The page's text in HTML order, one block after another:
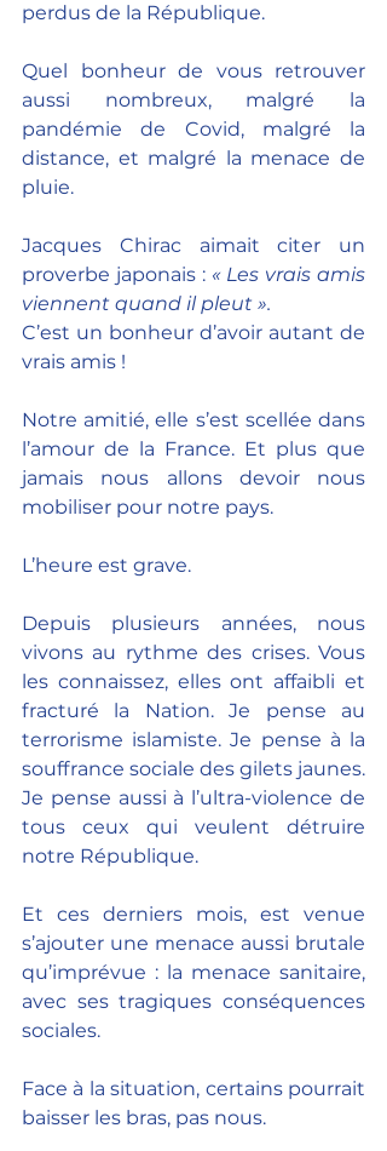
perdus de la République.
Quel bonheur de vous retrouver
aussi nombreux, malgré la
pandémie de Covid, malgré la
distance, et malgré la menace de
pluie.
Jacques Chirac aimait citer un
proverbe japonais : « Les vrais amis
viennent quand il pleut ».
C’est un bonheur d’avoir autant de
vrais amis !
Notre amitié, elle s’est scellée dans
l’amour de la France. Et plus que
jamais nous allons devoir nous
mobiliser pour notre pays.
L’heure est grave.
Depuis plusieurs années, nous
vivons au rythme des crises. Vous
les connaissez, elles ont affaibli et
fracturé la Nation. Je pense au
terrorisme islamiste. Je pense à la
souffrance sociale des gilets jaunes.
Je pense aussi à l’ultra-violence de
tous ceux qui veulent détruire
notre République.
Et ces derniers mois, est venue
s’ajouter une menace aussi brutale
qu’imprévue : la menace sanitaire,
avec ses tragiques conséquences
sociales.
Face à la situation, certains pourrait
baisser les bras, pas nous.